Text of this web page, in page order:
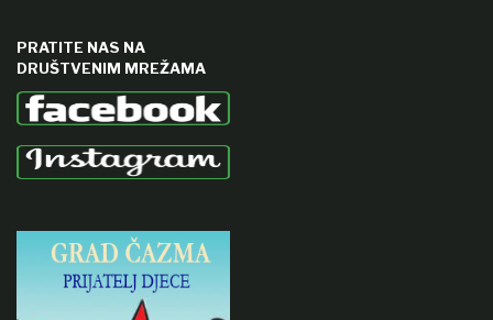
PRATITE NAS NA
DRUŠTVENIM MREŽAMA